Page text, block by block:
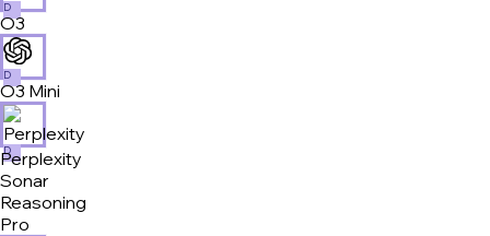
D
O3
D
O3 Mini
D
Perplexity
Sonar
Reasoning
Pro